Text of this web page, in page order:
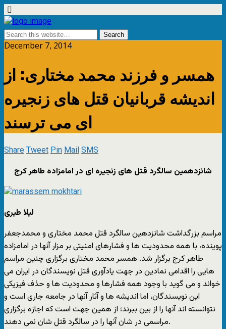
December 7, 2014
همسر و فرزند محمد مختاری: از
اندیشه قربانیان قتل های زنجیره
ای می ترسند
ShareTweetPinMailSMS
شانزدهمین سالگرد قتل های زنجیره ای در امامزاده طاهر کرج
لیلا طیری
مراسم بزرگداشت شانزدهین سالگرد قتل محمد مختاری و محمدجعفر
پوینده، با همه محدودیت ها و فشارهای امنیتی بر مزار آنها در امامزاده
طاهر کرج برگزار شد. همسر محمد مختاری برگزاری چنین مراسم
هایی را اقدامی نمادین در جهت یادآوری قتل نویسندگان در ایران می
خواند و می گوید با وجود همه فشارها و محدودیت ها و حذف فیزیکی
این نویسندگان، اما اندیشه ها و آثار آنها در جامعه جاری است و
نتوانسته اند آنها را از بین ببرند؛ از همین جهت است که اجازه برگزاری
مراسمی در شان آنها را در سالگرد قتل شان نمی دهند.